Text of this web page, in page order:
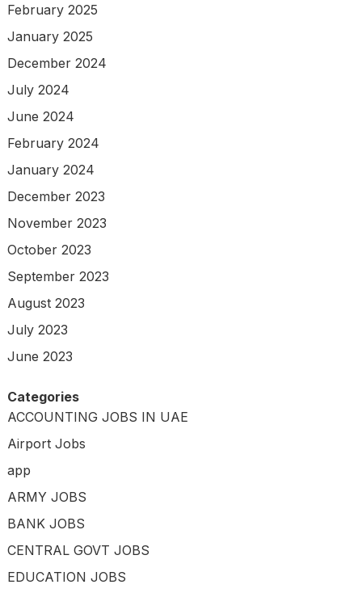
February 2025
January 2025
December 2024
July 2024
June 2024
February 2024
January 2024
December 2023
November 2023
October 2023
September 2023
August 2023
July 2023
June 2023
Categories
ACCOUNTING JOBS IN UAE
Airport Jobs
app
ARMY JOBS
BANK JOBS
CENTRAL GOVT JOBS
EDUCATION JOBS